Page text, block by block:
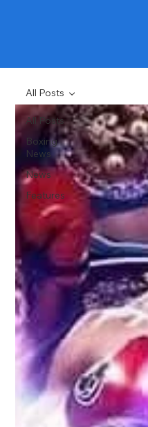
All Posts
Boxing
News
News
Features
All Posts